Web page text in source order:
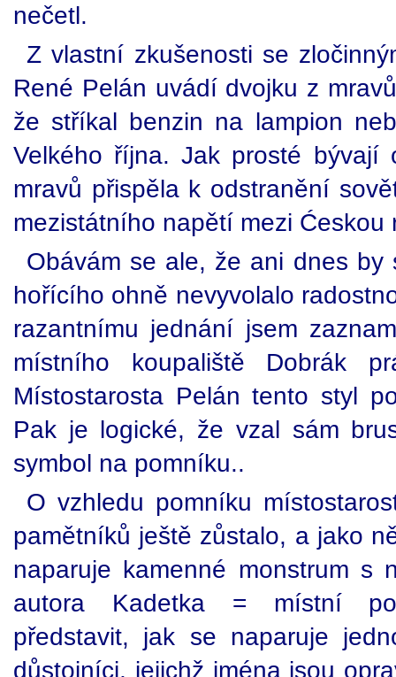
nečetl.
Z vlastní zkušenosti se
René Pelán uvádí dvojku z
že stříkal benzin na lampion
Velkého října. Jak prosté bývají
mravů přispěla k odstranění
mezistátního napětí mezi Ćeskou
Obávám se ale, že ani dnes
hořícího ohně nevyvolalo
razantnímu jednání jsem
místního koupaliště Dobrák
Místostarosta Pelán tento styl
Pak je logické, že vzal sám
symbol na pomníku..
O vzhledu pomníku
pamětníků ještě zůstalo, a jako
naparuje kamenné monstrum s
autora Kadetka = místní
představit, jak se naparuje
důstojníci, jejichž jména jsou